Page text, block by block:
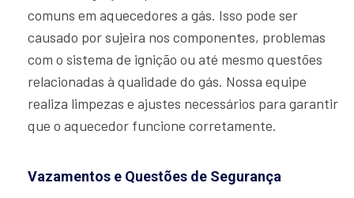
comuns em aquecedores a gás. Isso pode ser
causado por sujeira nos componentes, problemas
com o sistema de ignição ou até mesmo questões
relacionadas à qualidade do gás. Nossa equipe
realiza limpezas e ajustes necessários para garantir
que o aquecedor funcione corretamente.
Vazamentos e Questões de Segurança